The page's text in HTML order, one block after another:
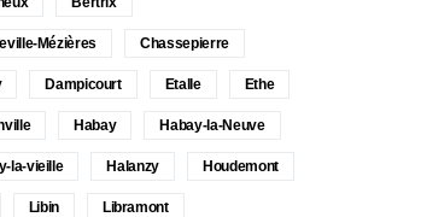
Mézières Chassepierre
Dampicourt Etalle Ethe
Habay Habay-la-Neuve
la-vieille Halanzy Houdemont
Libin Libramont